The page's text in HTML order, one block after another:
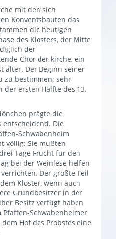
mit den sich
Konventsbauten das
die heutigen
des Klosters, der Mitte
der
Chor der kirche, ein
älter. Der Beginn seiner
zu bestimmen; sehr
der ersten Hälfte des 13.
prägte die
entscheidend. Die
Schwabenheim
völlig: Sie mußten
Tage Frucht für den
bei der Weinlese helfen
Der größte Teil
Kloster, wenn auch
Grundbesitzer in der
Besitz verfügt haben
Schwabenheimer
Hof des Probstes eine